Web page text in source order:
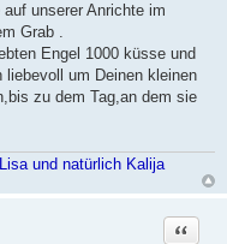
unserer Anrichte im
Grab .
Engel 1000 küsse und
liebevoll um Deinen kleinen
zu dem Tag,an dem sie
und natürlich Kalija
Zitat